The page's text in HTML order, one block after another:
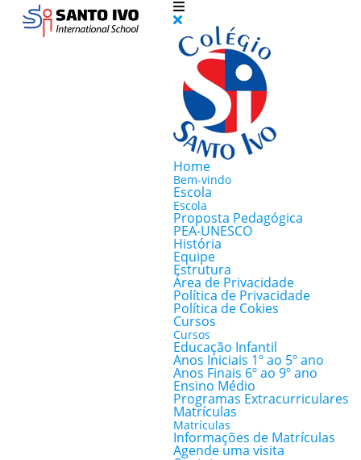
Home
Bem-vindo
Escola
Escola
Proposta Pedagógica
PEA-UNESCO
História
Equipe
Estrutura
Área de Privacidade
Política de Privacidade
Política de Cokies
Cursos
Cursos
Educação Infantil
Anos Iniciais 1º ao 5º ano
Anos Finais 6º ao 9º ano
Ensino Médio
Programas Extracurriculares
Matrículas
Matrículas
Informações de Matrículas
Agende uma visita